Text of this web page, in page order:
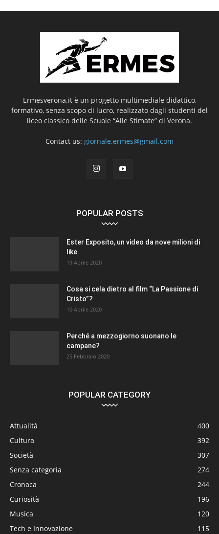
Ermesverona.it è un progetto multimediale didattico,
formativo, senza scopo di lucro, realizzato dagli studenti del
liceo classico delle Scuole “Alle Stimate” di Verona.
Contact us: giornale.ermes@gmail.com
POPULAR POSTS
Ester Exposito, un video da nove milioni di
like
19 Aprile 2020
Cosa si cela dietro al film “La Passione di
Cristo”?
10 Aprile 2020
Perché a mezzogiorno suonano le
campane?
25 Febbraio 2020
POPULAR CATEGORY
Attualità
400
Cultura
392
Società
307
Senza categoria
274
Cronaca
244
Curiosità
196
Musica
120
Tech e Innovazione
115